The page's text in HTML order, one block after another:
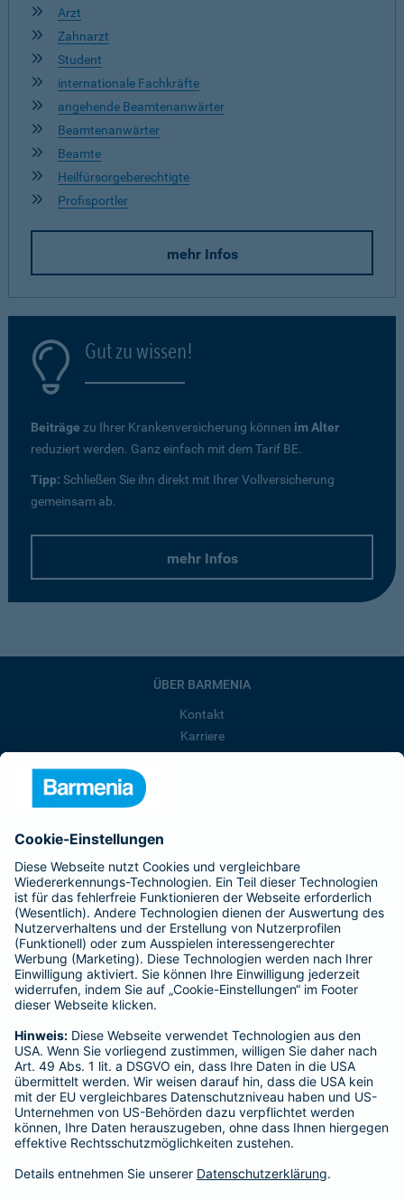
Arzt
Zahnarzt
Student
internationale Fachkräfte
angehende Beamtenanwärter
Beamtenanwärter
Beamte
Heilfürsorgeberechtigte
Profisportler
mehr Infos
Gut zu wissen!
Beiträge zu Ihrer Krankenversicherung können im Alter
reduziert werden. Ganz einfach mit dem Tarif BE.
Tipp: Schließen Sie ihn direkt mit Ihrer Vollversicherung
gemeinsam ab.
mehr Infos
ÜBER BARMENIA
Kontakt
Karriere
Barmenia ist Teil der BarmeniaGothaer
BELIEBTE SEITEN
Kranken-Zusatzversicherung
Tierversicherungen
Haftpflichtversicherung
Hausratversicherung
Adresse ändern
Schaden melden
Kilometerstandsmeldung
Serviceübersicht